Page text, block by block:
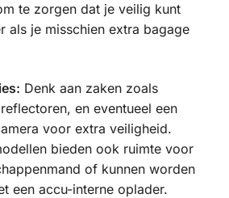
te zorgen dat je veilig kunt
als je misschien extra bagage
Denk aan zaken zoals
en eventueel een
voor extra veiligheid.
bieden ook ruimte voor
of kunnen worden
een accu-interne oplader.